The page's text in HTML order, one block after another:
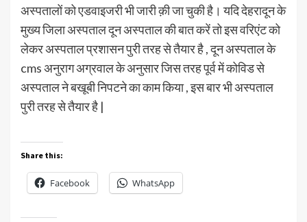
अस्पतालों को एडवाइजरी भी जारी क़ी जा चुकी है। यदि देहरादून के
मुख्य जिला अस्पताल दून अस्पताल की बात करें तो इस वरिएंट को
लेकर अस्पताल प्रशासन पुरी तरह से तैयार है , दून अस्पताल के
cms अनुराग अग्रवाल के अनुसार जिस तरह पूर्व में कोविड से
अस्पताल ने बखूबी निपटने का काम किया , इस बार भी अस्पताल
पुरी तरह से तैयार है |
Share this:
Facebook WhatsApp